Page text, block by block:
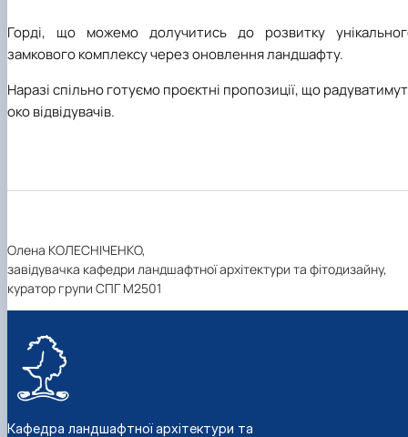
Горді, що можемо долучитись до розвитку
замкового комплексу через оновлення ландшафту.
Наразі спільно готуємо проєктні пропозиції, що
око відвідувачів.
Олена КОЛЕСНІЧЕНКО,
завідувачка кафедри ландшафтної архітектури та фітодизайну,
куратор групи СПГ М2501
Кафедра ландшафтної архітектури та